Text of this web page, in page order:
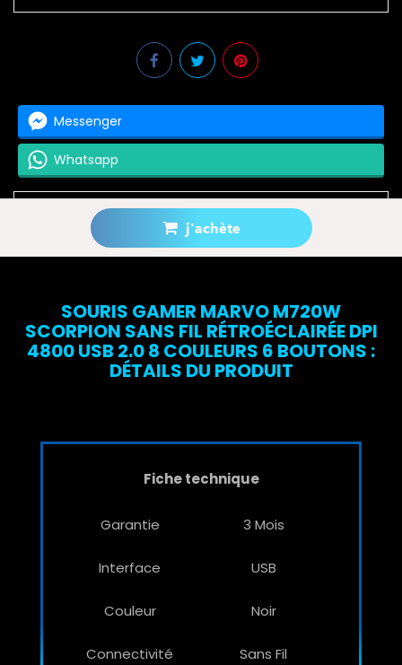
j'achète
Messenger
Whatsapp
Prévenez-moi lorsque le produit est disponible
SOURIS GAMER MARVO M720W
SCORPION SANS FIL RÉTROÉCLAIRÉE DPI
4800 USB 2.0 8 COULEURS 6 BOUTONS :
DÉTAILS DU PRODUIT
Fiche technique
Garantie 3 Mois
Interface USB
Couleur Noir
Connectivité Sans Fil